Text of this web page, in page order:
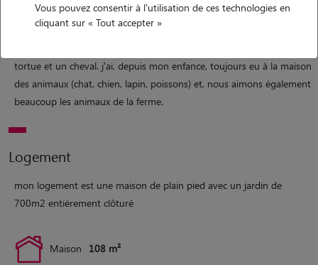
Expérience
tortue et un cheval. j'ai, depuis mon enfance, toujours eu à la maison
des animaux (chat, chien, lapin, poissons) et, nous aimons également
beaucoup les animaux de la ferme.
Logement
mon logement est une maison de plain pied avec un jardin de
700m2 entièrement clôturé
Maison 108 m²
Vous pouvez consentir à l'utilisation de ces technologies en
cliquant sur « Tout accepter »